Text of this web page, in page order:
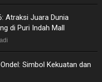
Atraksi Juara Dunia
di Puri Indah Mall
Simbol Kekuatan dan